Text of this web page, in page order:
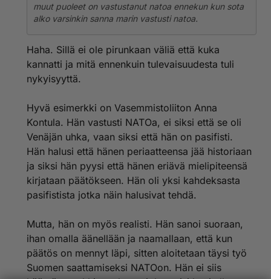
muut puoleet on vastustanut natoa ennekun kun sota
alko varsinkin sanna marin vastusti natoa.
Haha. Sillä ei ole pirunkaan väliä että kuka
kannatti ja mitä ennenkuin tulevaisuudesta tuli
nykyisyyttä.
Hyvä esimerkki on Vasemmistoliiton Anna
Kontula. Hän vastusti NATOa, ei siksi että se oli
Venäjän uhka, vaan siksi että hän on pasifisti.
Hän halusi että hänen periaatteensa jää historiaan
ja siksi hän pyysi että hänen eriävä mielipiteensä
kirjataan päätökseen. Hän oli yksi kahdeksasta
pasifistista jotka näin halusivat tehdä.
Mutta, hän on myös realisti. Hän sanoi suoraan,
ihan omalla äänellään ja naamallaan, että kun
päätös on mennyt läpi, sitten aloitetaan täysi työ
Suomen saattamiseksi NATOon. Hän ei siis